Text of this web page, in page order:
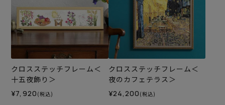
クロスステッチフレーム＜
十五夜飾り＞
¥7,920 (税込)
クロスステッチフレーム＜
夜のカフェテラス＞
¥24,200 (税込)